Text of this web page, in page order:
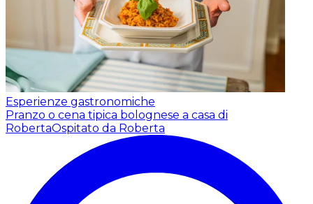
Esperienze gastronomiche
Pranzo o cena tipica bolognese a casa di
RobertaOspitato da Roberta